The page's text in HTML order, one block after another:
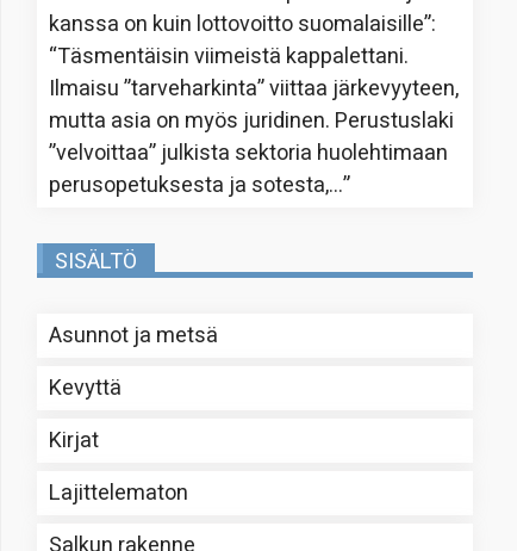
kanssa on kuin lottovoitto suomalaisille”:
“Täsmentäisin viimeistä kappalettani.
Ilmaisu ”tarveharkinta” viittaa järkevyyteen,
mutta asia on myös juridinen. Perustuslaki
”velvoittaa” julkista sektoria huolehtimaan
perusopetuksesta ja sotesta,…”
SISÄLTÖ
Asunnot ja metsä
Kevyttä
Kirjat
Lajittelematon